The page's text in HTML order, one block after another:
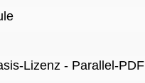
Lizenz - Parallel-PDF